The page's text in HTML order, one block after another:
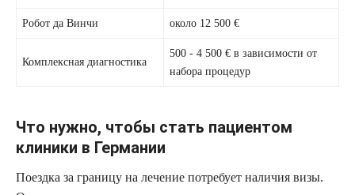
Робот да Винчи около 12 500 €
Комплексная диагностика
500 - 4 500 € в зависимости от
набора процедур
Что нужно, чтобы стать пациентом
клиники в Германии
Поездка за границу на лечение потребует наличия визы.